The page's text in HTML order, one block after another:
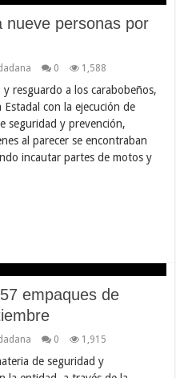
nueve personas por
0 1,588
resguardo a los carabobeños,
con la ejecución de
seguridad y prevención,
al parecer se encontraban
incautar partes de motos y
empaques de
0 1,915
de seguridad y